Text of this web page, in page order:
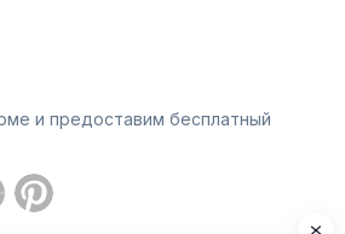
и предоставим бесплатный